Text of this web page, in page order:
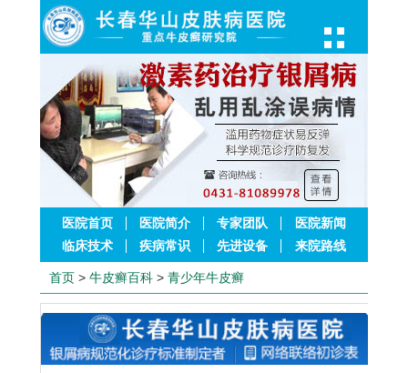
医院首页 医院简介 专家团队
医院新闻
临床技术
疾病常识 先进设备 来院路线
首页 > 牛皮癣百科 > 青少年牛皮癣